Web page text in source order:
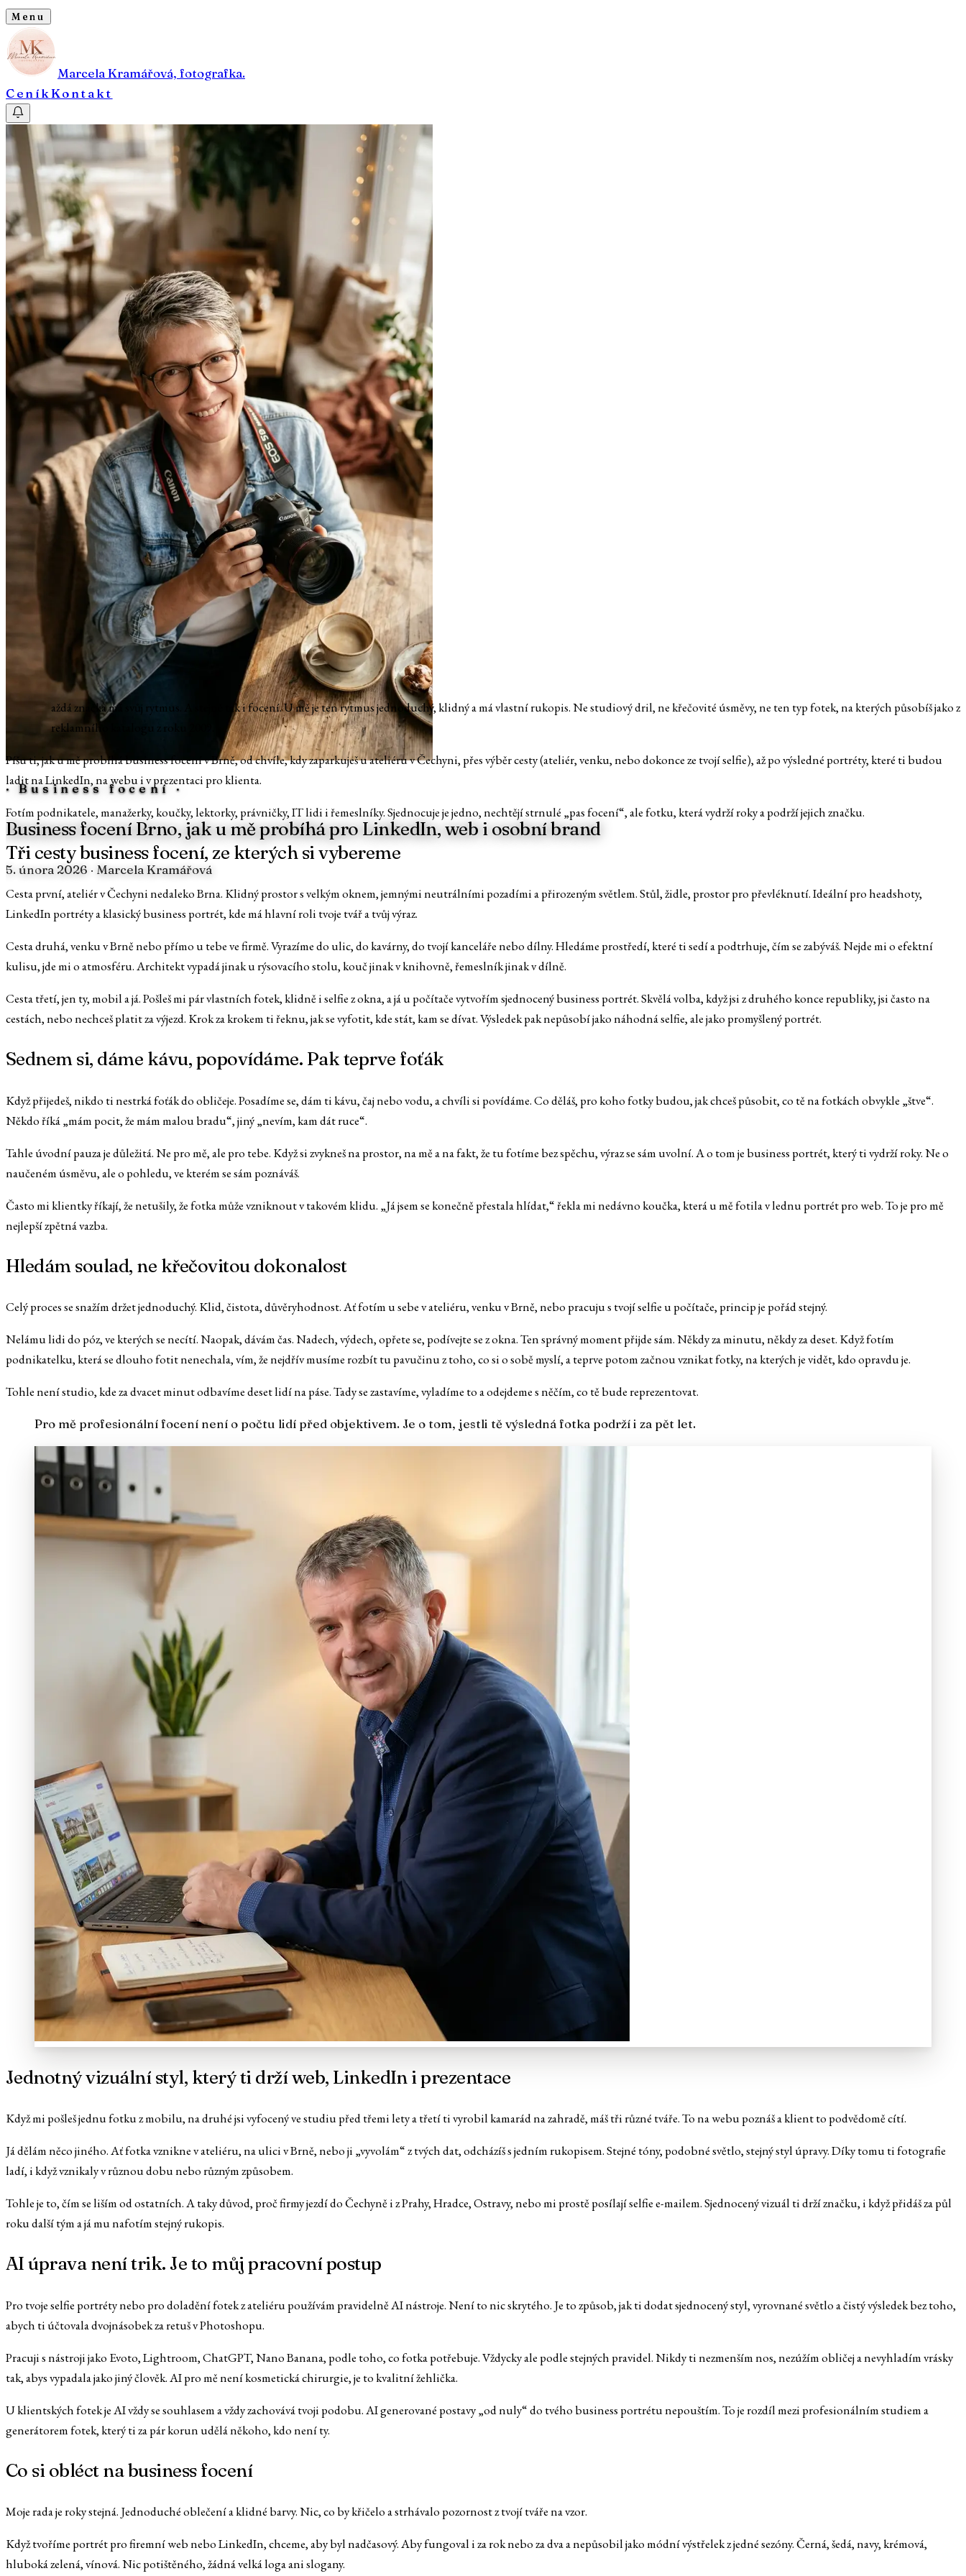
Menu
Marcela Kramářová, fotografka.
CeníkKontakt
·Business focení·
Business focení Brno, jak u mě probíhá pro LinkedIn, web i osobní brand
5. února 2026 · Marcela Kramářová
K aždá značka má svůj rytmus. A stejně tak i focení. U mě je ten rytmus jednoduchý, klidný a má vlastní rukopis. Ne studiový dril, ne křečovité úsměvy, ne ten typ fotek, na kterých působíš jako z
reklamního katalogu z roku 2009.
Píšu ti, jak u mě probíhá business focení v Brně, od chvíle, kdy zaparkuješ u ateliéru v Čechyni, přes výběr cesty (ateliér, venku, nebo dokonce ze tvojí selfie), až po výsledné portréty, které ti budou
ladit na LinkedIn, na webu i v prezentaci pro klienta.
Fotím podnikatele, manažerky, koučky, lektorky, právničky, IT lidi i řemeslníky. Sjednocuje je jedno, nechtějí strnulé „pas focení“, ale fotku, která vydrží roky a podrží jejich značku.
Tři cesty business focení, ze kterých si vybereme
Cesta první, ateliér v Čechyni nedaleko Brna. Klidný prostor s velkým oknem, jemnými neutrálními pozadími a přirozeným světlem. Stůl, židle, prostor pro převléknutí. Ideální pro headshoty,
LinkedIn portréty a klasický business portrét, kde má hlavní roli tvoje tvář a tvůj výraz.
Cesta druhá, venku v Brně nebo přímo u tebe ve firmě. Vyrazíme do ulic, do kavárny, do tvojí kanceláře nebo dílny. Hledáme prostředí, které ti sedí a podtrhuje, čím se zabýváš. Nejde mi o efektní
kulisu, jde mi o atmosféru. Architekt vypadá jinak u rýsovacího stolu, kouč jinak v knihovně, řemeslník jinak v dílně.
Cesta třetí, jen ty, mobil a já. Pošleš mi pár vlastních fotek, klidně i selfie z okna, a já u počítače vytvořím sjednocený business portrét. Skvělá volba, když jsi z druhého konce republiky, jsi často na
cestách, nebo nechceš platit za výjezd. Krok za krokem ti řeknu, jak se vyfotit, kde stát, kam se dívat. Výsledek pak nepůsobí jako náhodná selfie, ale jako promyšlený portrét.
Sednem si, dáme kávu, popovídáme. Pak teprve foťák
Když přijedeš, nikdo ti nestrká foťák do obličeje. Posadíme se, dám ti kávu, čaj nebo vodu, a chvíli si povídáme. Co děláš, pro koho fotky budou, jak chceš působit, co tě na fotkách obvykle „štve“.
Někdo říká „mám pocit, že mám malou bradu“, jiný „nevím, kam dát ruce“.
Tahle úvodní pauza je důležitá. Ne pro mě, ale pro tebe. Když si zvykneš na prostor, na mě a na fakt, že tu fotíme bez spěchu, výraz se sám uvolní. A o tom je business portrét, který ti vydrží roky. Ne o
naučeném úsměvu, ale o pohledu, ve kterém se sám poznáváš.
Často mi klientky říkají, že netušily, že fotka může vzniknout v takovém klidu. „Já jsem se konečně přestala hlídat,“ řekla mi nedávno koučka, která u mě fotila v lednu portrét pro web. To je pro mě
nejlepší zpětná vazba.
Hledám soulad, ne křečovitou dokonalost
Celý proces se snažím držet jednoduchý. Klid, čistota, důvěryhodnost. Ať fotím u sebe v ateliéru, venku v Brně, nebo pracuju s tvojí selfie u počítače, princip je pořád stejný.
Nelámu lidi do póz, ve kterých se necítí. Naopak, dávám čas. Nadech, výdech, opřete se, podívejte se z okna. Ten správný moment přijde sám. Někdy za minutu, někdy za deset. Když fotím
podnikatelku, která se dlouho fotit nenechala, vím, že nejdřív musíme rozbít tu pavučinu z toho, co si o sobě myslí, a teprve potom začnou vznikat fotky, na kterých je vidět, kdo opravdu je.
Tohle není studio, kde za dvacet minut odbavíme deset lidí na páse. Tady se zastavíme, vyladíme to a odejdeme s něčím, co tě bude reprezentovat.
Pro mě profesionální focení není o počtu lidí před objektivem. Je o tom, jestli tě výsledná fotka podrží i za pět let.
Jednotný vizuální styl, který ti drží web, LinkedIn i prezentace
Když mi pošleš jednu fotku z mobilu, na druhé jsi vyfocený ve studiu před třemi lety a třetí ti vyrobil kamarád na zahradě, máš tři různé tváře. To na webu poznáš a klient to podvědomě cítí.
Já dělám něco jiného. Ať fotka vznikne v ateliéru, na ulici v Brně, nebo ji „vyvolám“ z tvých dat, odcházíš s jedním rukopisem. Stejné tóny, podobné světlo, stejný styl úpravy. Díky tomu ti fotografie
ladí, i když vznikaly v různou dobu nebo různým způsobem.
Tohle je to, čím se liším od ostatních. A taky důvod, proč firmy jezdí do Čechyně i z Prahy, Hradce, Ostravy, nebo mi prostě posílají selfie e-mailem. Sjednocený vizuál ti drží značku, i když přidáš za půl
roku další tým a já mu nafotím stejný rukopis.
AI úprava není trik. Je to můj pracovní postup
Pro tvoje selfie portréty nebo pro doladění fotek z ateliéru používám pravidelně AI nástroje. Není to nic skrytého. Je to způsob, jak ti dodat sjednocený styl, vyrovnané světlo a čistý výsledek bez toho,
abych ti účtovala dvojnásobek za retuš v Photoshopu.
Pracuji s nástroji jako Evoto, Lightroom, ChatGPT, Nano Banana, podle toho, co fotka potřebuje. Vždycky ale podle stejných pravidel. Nikdy ti nezmenším nos, nezúžím obličej a nevyhladím vrásky
tak, abys vypadala jako jiný člověk. AI pro mě není kosmetická chirurgie, je to kvalitní žehlička.
U klientských fotek je AI vždy se souhlasem a vždy zachovává tvoji podobu. AI generované postavy „od nuly“ do tvého business portrétu nepouštím. To je rozdíl mezi profesionálním studiem a
generátorem fotek, který ti za pár korun udělá někoho, kdo není ty.
Co si obléct na business focení
Moje rada je roky stejná. Jednoduché oblečení a klidné barvy. Nic, co by křičelo a strhávalo pozornost z tvojí tváře na vzor.
Když tvoříme portrét pro firemní web nebo LinkedIn, chceme, aby byl nadčasový. Aby fungoval i za rok nebo za dva a nepůsobil jako módní výstřelek z jedné sezóny. Černá, šedá, navy, krémová,
hluboká zelená, vínová. Nic potištěného, žádná velká loga ani slogany.